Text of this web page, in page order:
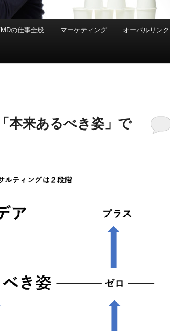
の仕事全般 マーケティング オーバルリンク
本来あるべき姿」で